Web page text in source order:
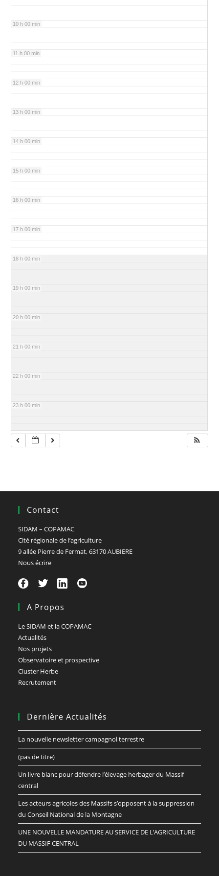
10 h 00 min
11 h 00 min
12 h 00 min
13 h 00 min
14 h 00 min
15 h 00 min
16 h 00 min
17 h 00 min
18 h 00 min
19 h 00 min
20 h 00 min
21 h 00 min
22 h 00 min
23 h 00 min
Contact
SIDAM – COPAMAC
Cité régionale de l’agriculture
9 allée Pierre de Fermat, 63170 AUBIERE
Nous écrire
A Propos
Le SIDAM et la COPAMAC
Actualités
Nos projets
Observatoire et prospective
Cluster Herbe
Recrutement
Dernière Actualités
La nouvelle newsletter campagnol terrestre
(pas de titre)
Un livre blanc pour défendre l’élevage herbager du Massif
central
Les acteurs agricoles des Massifs s’opposent à la suppression
du Conseil National de la Montagne
UNE NOUVELLE MANDATURE AU SERVICE DE L’AGRICULTURE
DU MASSIF CENTRAL